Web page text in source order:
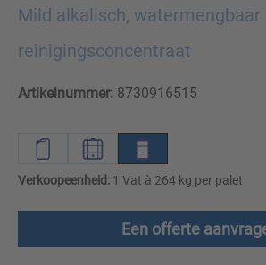
Mild alkalisch, watermengbaar
reinigingsconcentraat
Artikelnummer: 8730916515
Verkoopeenheid: 1 Vat à 264 kg per palet
Een offerte